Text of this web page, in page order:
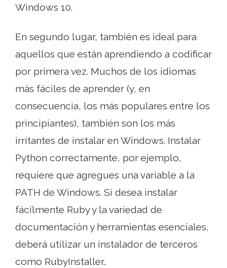
Windows 10.
En segundo lugar, también es ideal para
aquellos que están aprendiendo a codificar
por primera vez. Muchos de los idiomas
más fáciles de aprender (y, en
consecuencia, los más populares entre los
principiantes), también son los más
irritantes de instalar en Windows. Instalar
Python correctamente, por ejemplo,
requiere que agregues una variable a la
PATH de Windows. Si desea instalar
fácilmente Ruby y la variedad de
documentación y herramientas esenciales,
deberá utilizar un instalador de terceros
como RubyInstaller..